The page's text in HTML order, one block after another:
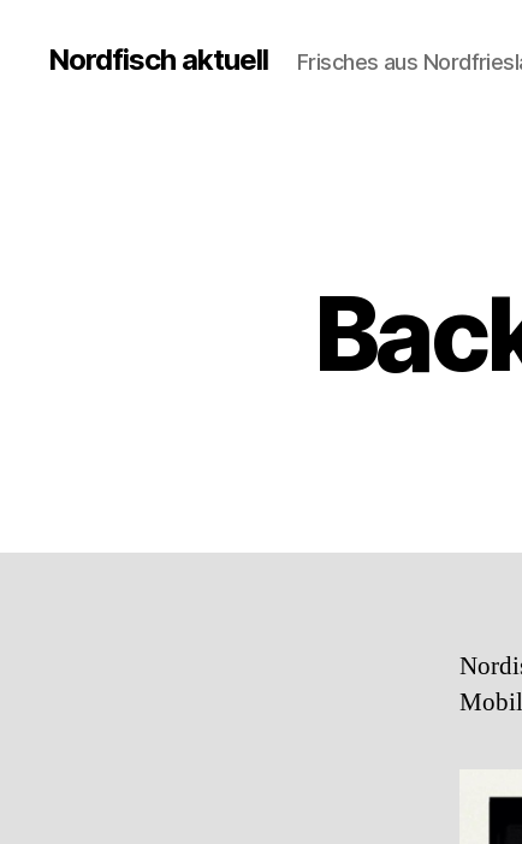
Nordfisch aktuell Frisches aus